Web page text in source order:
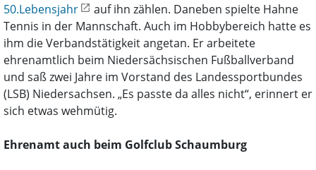
50.Lebensjahr
auf ihn zählen. Daneben spielte Hahne
Tennis in der Mannschaft. Auch im Hobbybereich hatte es
ihm die Verbandstätigkeit angetan. Er arbeitete
ehrenamtlich beim Niedersächsischen Fußballverband
und saß zwei Jahre im Vorstand des Landessportbundes
(LSB) Niedersachsen. „Es passte da alles nicht“, erinnert er
sich etwas wehmütig.
Ehrenamt auch beim Golfclub Schaumburg